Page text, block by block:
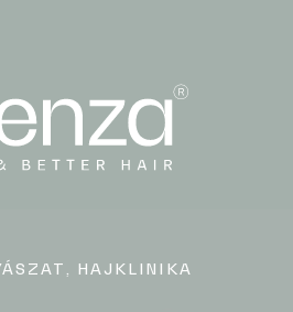
HAJKLINIKA